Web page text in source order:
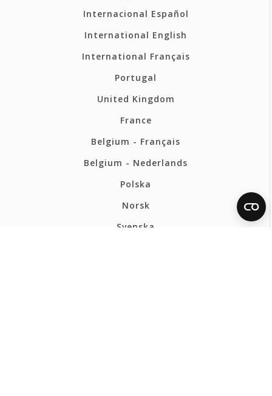
Internacional Español
International English
International Français
Portugal
United Kingdom
France
Belgium - Français
Belgium - Nederlands
Polska
Norsk
Svenska